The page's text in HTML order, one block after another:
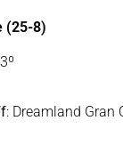
(25-8)
: Dreamland Gran